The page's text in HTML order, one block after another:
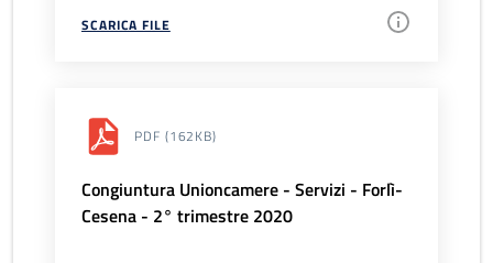
SCARICA FILE
PDF (162KB)
Congiuntura Unioncamere - Servizi - Forlì-
Cesena - 2° trimestre 2020